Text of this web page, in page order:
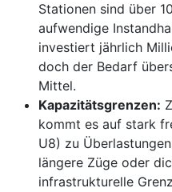
Stationen sind über
aufwendige
investiert jährlich
doch der Bedarf
Mittel.
Kapazitätsgrenzen:
kommt es auf stark
U8) zu
längere Züge oder
infrastrukturelle